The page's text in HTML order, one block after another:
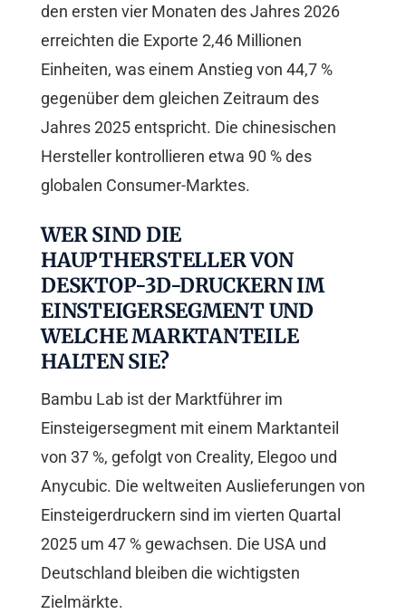
den ersten vier Monaten des Jahres 2026
erreichten die Exporte 2,46 Millionen
Einheiten, was einem Anstieg von 44,7 %
gegenüber dem gleichen Zeitraum des
Jahres 2025 entspricht. Die chinesischen
Hersteller kontrollieren etwa 90 % des
globalen Consumer-Marktes.
WER SIND DIE
HAUPTHERSTELLER VON
DESKTOP-3D-DRUCKERN IM
EINSTEIGERSEGMENT UND
WELCHE MARKTANTEILE
HALTEN SIE?
Bambu Lab ist der Marktführer im
Einsteigersegment mit einem Marktanteil
von 37 %, gefolgt von Creality, Elegoo und
Anycubic. Die weltweiten Auslieferungen von
Einsteigerdruckern sind im vierten Quartal
2025 um 47 % gewachsen. Die USA und
Deutschland bleiben die wichtigsten
Zielmärkte.